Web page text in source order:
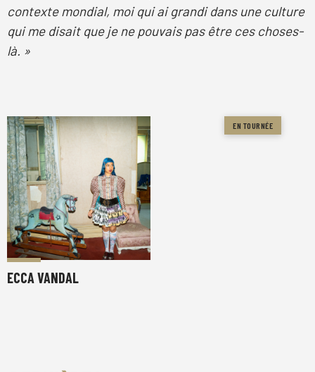
contexte mondial, moi qui ai grandi dans une culture
qui me disait que je ne pouvais pas être ces choses-
là. »
EN TOURNÉE
ECCA VANDAL